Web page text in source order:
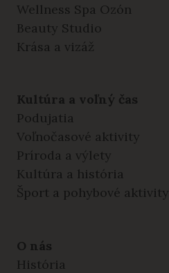
Wellness Spa Ozón
Beauty Studio
Krása a vizáž
Kultúra a voľný čas
Podujatia
Voľnočasové aktivity
Príroda a výlety
Kultúra a história
Šport a pohybové aktivity
O nás
História